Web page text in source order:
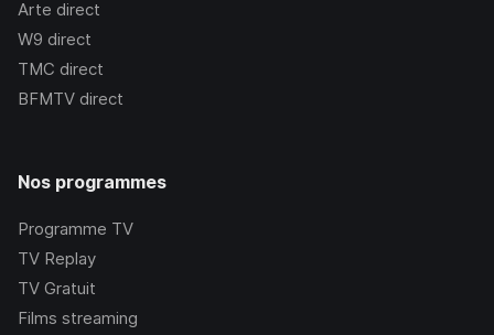
Arte direct
W9 direct
TMC direct
BFMTV direct
Nos programmes
Programme TV
TV Replay
TV Gratuit
Films streaming